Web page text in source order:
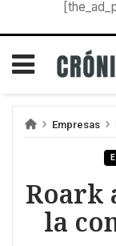
Empresas
Roark
la